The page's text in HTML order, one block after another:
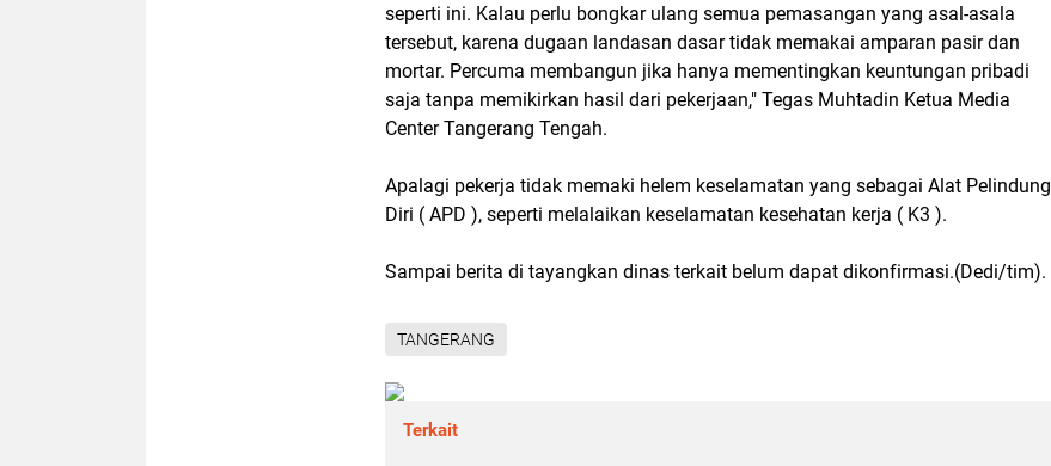
seperti ini. Kalau perlu bongkar ulang semua pemasangan yang asal-asala
tersebut, karena dugaan landasan dasar tidak memakai amparan pasir dan
mortar. Percuma membangun jika hanya mementingkan keuntungan pribadi
saja tanpa memikirkan hasil dari pekerjaan," Tegas Muhtadin Ketua Media
Center Tangerang Tengah.
Apalagi pekerja tidak memaki helem keselamatan yang sebagai Alat Pelindung
Diri ( APD ), seperti melalaikan keselamatan kesehatan kerja ( K3 ).
Sampai berita di tayangkan dinas terkait belum dapat dikonfirmasi.(Dedi/tim).
TANGERANG
Terkait